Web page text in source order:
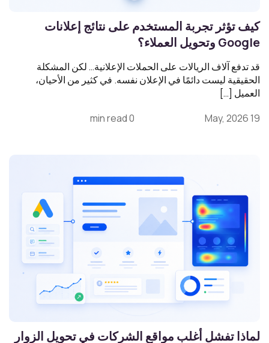
كيف تؤثر تجربة المستخدم على نتائج إعلانات
Google وتحويل العملاء؟
قد تدفع آلاف الريالات على الحملات الإعلانية… لكن المشكلة
الحقيقية ليست دائمًا في الإعلان نفسه. في كثير من الأحيان،
العميل […]
19 May, 2026
0 min read
لماذا تفشل أغلب مواقع الشركات في تحويل الزوار